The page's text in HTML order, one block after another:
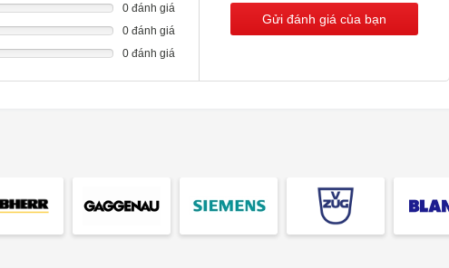
chuyển động cũng như nhiệt độ của lồng giặt để sấy khô an toàn, ngay
đảm bảo len và lụa không bị mất phom dáng và đạt chứng nhận
0 đánh giá
0 đánh giá
0 đánh giá
Gửi đánh giá của bạn